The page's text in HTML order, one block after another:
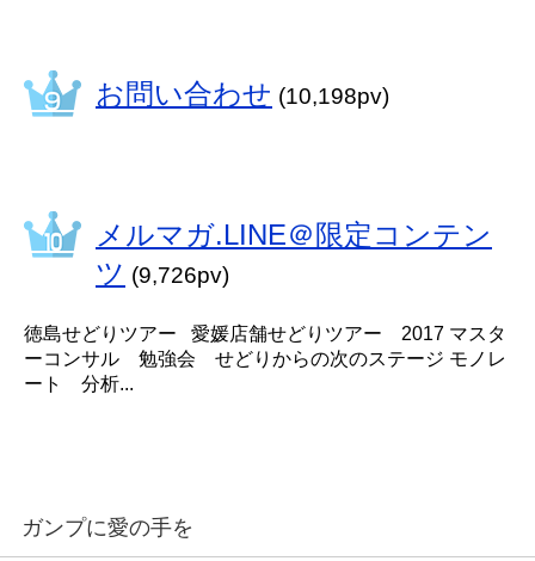
お問い合わせ (10,198pv)
メルマガ.LINE＠限定コンテン
ツ (9,726pv)
徳島せどりツアー 愛媛店舗せどりツアー 2017 マスタ
ーコンサル 勉強会 せどりからの次のステージ モノレ
ート 分析...
ガンプに愛の手を